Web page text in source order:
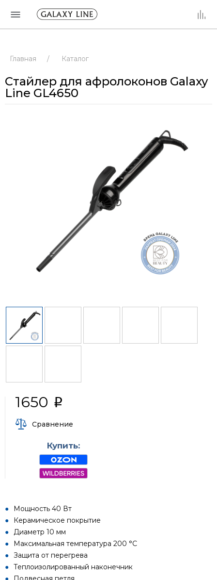
Главная / Каталог
Стайлер для афролоконов Galaxy
Line GL4650
1650 i
Сравнение
Купить:
Мощность 40 Вт
Керамическое покрытие
Диаметр 10 мм
Максимальная температура 200 °С
Защита от перегрева
Теплоизолированный наконечник